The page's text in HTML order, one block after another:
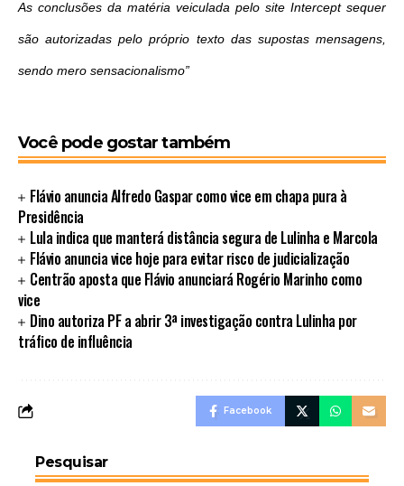
As conclusões da matéria veiculada pelo site Intercept sequer
são autorizadas pelo próprio texto das supostas mensagens,
sendo mero sensacionalismo”
Você pode gostar também
Flávio anuncia Alfredo Gaspar como vice em chapa pura à
Presidência
Lula indica que manterá distância segura de Lulinha e Marcola
Flávio anuncia vice hoje para evitar risco de judicialização
Centrão aposta que Flávio anunciará Rogério Marinho como
vice
Dino autoriza PF a abrir 3ª investigação contra Lulinha por
tráfico de influência
Facebook
Pesquisar